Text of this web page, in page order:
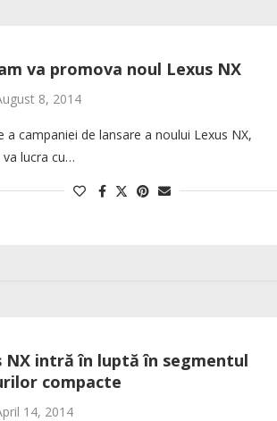
va promova noul Lexus NX
8, 2014
a campaniei de lansare a noului Lexus NX,
va lucra cu…
NX intră în luptă în segmentul
compacte
14, 2014